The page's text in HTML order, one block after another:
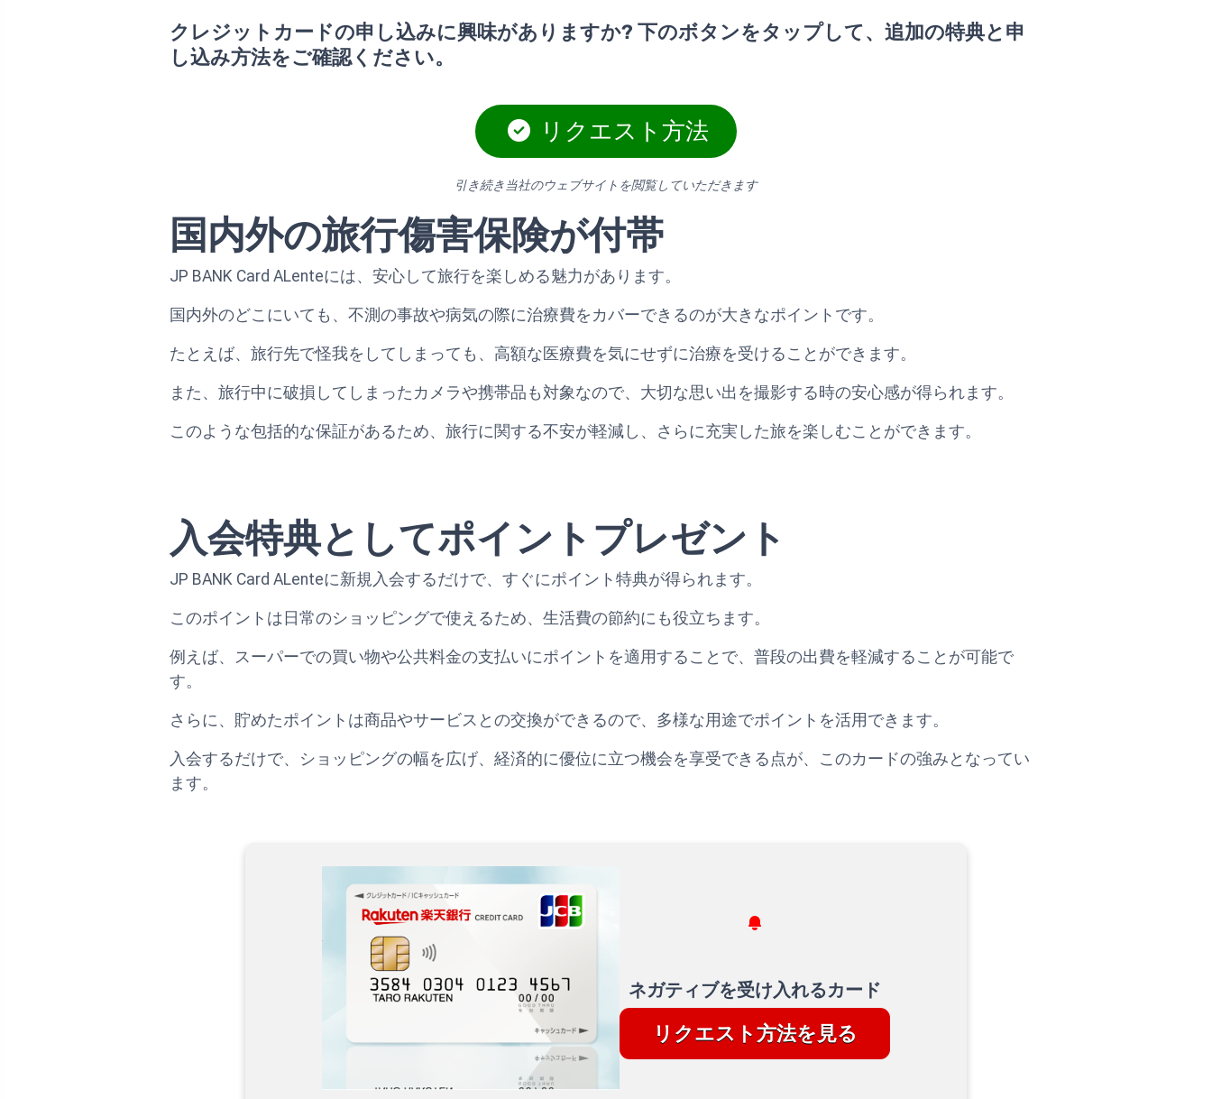
クレジットカードの申し込みに興味がありますか? 下のボタンをタップして、追加の特典と申
し込み方法をご確認ください。
リクエスト方法
引き続き当社のウェブサイトを閲覧していただきます
国内外の旅行傷害保険が付帯
JP BANK Card ALenteには、安心して旅行を楽しめる魅力があります。
国内外のどこにいても、不測の事故や病気の際に治療費をカバーできるのが大きなポイントです。
たとえば、旅行先で怪我をしてしまっても、高額な医療費を気にせずに治療を受けることができます。
また、旅行中に破損してしまったカメラや携帯品も対象なので、大切な思い出を撮影する時の安心感が得られます。
このような包括的な保証があるため、旅行に関する不安が軽減し、さらに充実した旅を楽しむことができます。
入会特典としてポイントプレゼント
JP BANK Card ALenteに新規入会するだけで、すぐにポイント特典が得られます。
このポイントは日常のショッピングで使えるため、生活費の節約にも役立ちます。
例えば、スーパーでの買い物や公共料金の支払いにポイントを適用することで、普段の出費を軽減することが可能で
す。
さらに、貯めたポイントは商品やサービスとの交換ができるので、多様な用途でポイントを活用できます。
入会するだけで、ショッピングの幅を広げ、経済的に優位に立つ機会を享受できる点が、このカードの強みとなってい
ます。
ネガティブを受け入れるカード
リクエスト方法を見る